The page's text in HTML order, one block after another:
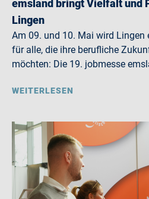
emsland bringt Vielfalt und
Lingen
Am 09. und 10. Mai wird
für alle, die ihre berufliche
möchten: Die 19. jobmesse
WEITERLESEN